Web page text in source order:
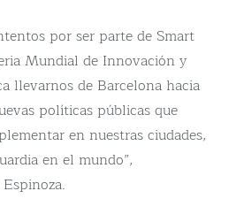
por ser parte de Smart
Mundial de Innovación y
llevarnos de Barcelona hacia
políticas públicas que
en nuestras ciudades,
en el mundo”,